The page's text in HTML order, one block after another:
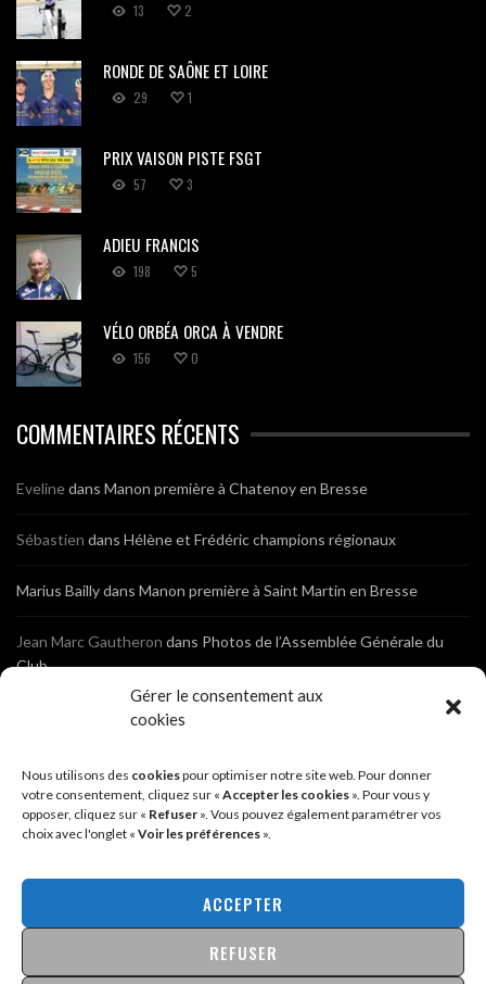
Gérer le consentement aux
cookies
Nous utilisons des cookiespour optimiser notre site web. Pour donner
votre consentement, cliquez sur « Accepter les cookies ». Pour vous y
opposer, cliquez sur « Refuser ». Vous pouvez également paramétrer vos
choix avec l'onglet « Voir les préférences ».
ACCEPTER
REFUSER
13 2
RONDE DE SAÔNE ET LOIRE
29 1
PRIX VAISON PISTE FSGT
57 3
ADIEU FRANCIS
198 5
VÉLO ORBÉA ORCA À VENDRE
156 0
COMMENTAIRES RÉCENTS
Evelinedans Manon première à Chatenoy en Bresse
Sébastien dans Hélène et Frédéric champions régionaux
Marius Baillydans Manon première à Saint Martin en Bresse
Jean Marc Gautheron dans Photos de l’Assemblée Générale du
Club
Photos de l’Assemblée Générale du Club
Sébastien dans Cyclocross de Brochon (21)
Breniauxdans Cyclocross de Brochon (21)